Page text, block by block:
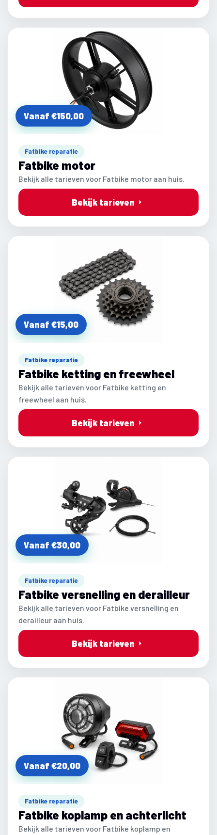
Vanaf €150,00
Fatbike reparatie
Fatbike motor
Bekijk alle tarieven voor Fatbike motor aan huis.
Bekijk tarieven
Vanaf €15,00
Fatbike reparatie
Fatbike ketting en freewheel
Bekijk alle tarieven voor Fatbike ketting en
freewheel aan huis.
Bekijk tarieven
Vanaf €30,00
Fatbike reparatie
Fatbike versnelling en derailleur
Bekijk alle tarieven voor Fatbike versnelling en
derailleur aan huis.
Bekijk tarieven
Vanaf €20,00
Fatbike reparatie
Fatbike koplamp en achterlicht
Bekijk alle tarieven voor Fatbike koplamp en